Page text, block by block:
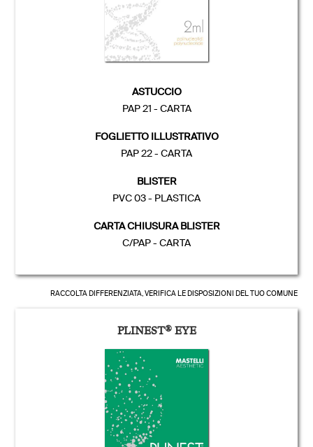
ASTUCCIO
PAP 21 - CARTA
FOGLIETTO ILLUSTRATIVO
PAP 22 - CARTA
BLISTER
PVC 03 - PLASTICA
CARTA CHIUSURA BLISTER
C/PAP - CARTA
RACCOLTA DIFFERENZIATA, VERIFICA LE DISPOSIZIONI DEL TUO COMUNE
PLINEST®EYE